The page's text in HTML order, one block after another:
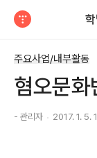
주요사업/내부활동
혐오문화
- 관리자 2017. 1. 5.